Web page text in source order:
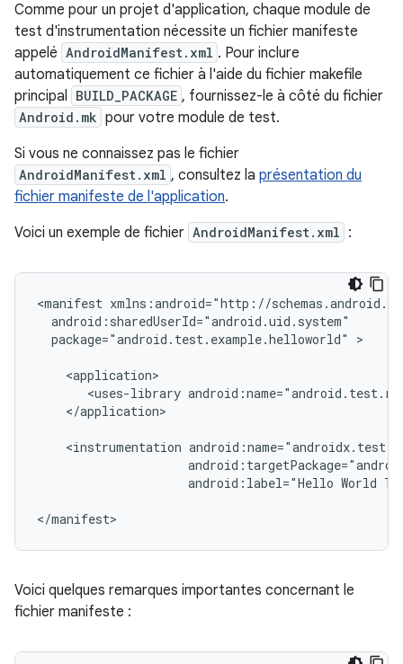
Comme pour un projet d'application, chaque module de
test d'instrumentation nécessite un fichier manifeste
appelé AndroidManifest.xml . Pour inclure
automatiquement ce fichier à l'aide du fichier makefile
principal BUILD_PACKAGE , fournissez-le à côté du fichier
Android.mk pour votre module de test.
Si vous ne connaissez pas le fichier
AndroidManifest.xml , consultez la présentation du
fichier manifeste de l'application.
Voici un exemple de fichier AndroidManifest.xml :
<manifest
package="android.test.example.helloworld"
>
<uses-library
</application>
<instrumentation
android:label="Hello World
Voici quelques remarques importantes concernant le
fichier manifeste :